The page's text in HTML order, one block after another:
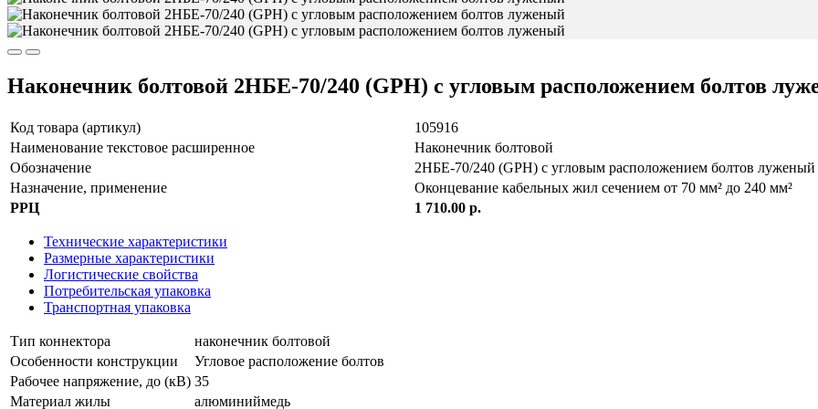
Наконечник болтовой 2НБЕ-70/240 (GPH) с угловым расположением болтов
Код товара (артикул)
105916
Наименование текстовое расширенное
Наконечник болтовой
Обозначение
2НБЕ-70/240 (GPH) с угловым расположением болтов луженый
Назначение, применение
Оконцевание кабельных жил сечением от 70 мм² до 240 мм²
РРЦ
1 710.00 р.
Технические характеристики
Размерные характеристики
Логистические свойства
Потребительская упаковка
Транспортная упаковка
Тип коннектора
наконечник болтовой
Особенности конструкции
Угловое расположение болтов
Рабочее напряжение, до (кВ) 35
Материал жилы
алюминиймедь